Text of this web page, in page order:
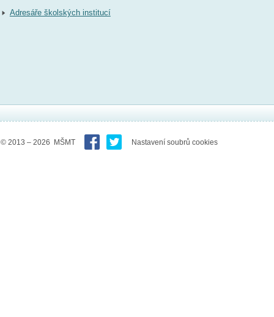
Adresáře školských institucí
© 2013 – 2026 MŠMT Nastavení soubrů cookies